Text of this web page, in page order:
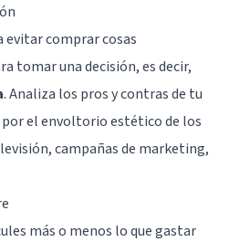
evitar comprar cosas
tomar una decisión, es decir,
. Analiza los pros y contras de tu
el envoltorio estético de los
campañas de marketing,
más o menos lo que gastar